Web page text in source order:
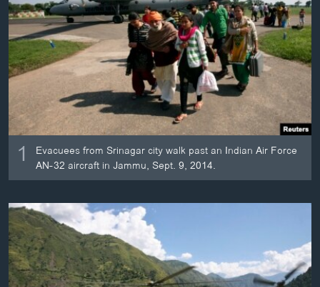
ຊຸມຊົນຊາວລາວ
ວິທະຍາສາດ-ເທັກໂນໂລຈີ
ທຸລະກິດ
ພາສາອັງກິດ
ວີດີໂອ
ສຽງ
ລາຍການກະຈາຍສຽງ
ຕິດຕາມພວກເຮົາ ທີ່
ພາສາຕ່າງໆ
1
Evacuees from Srinagar city walk past an Indian Air Force
AN-32 aircraft in Jammu, Sept. 9, 2014.